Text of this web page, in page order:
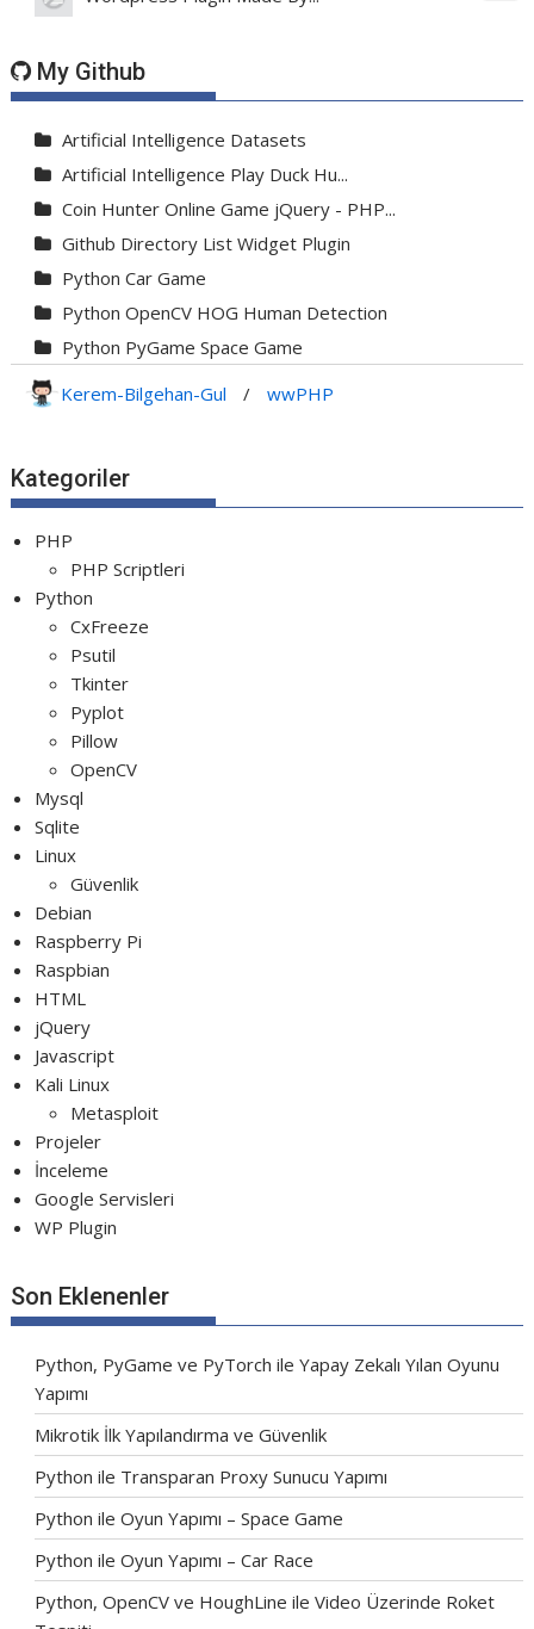
My Github
Artificial Intelligence Datasets
Artificial Intelligence Play Duck Hu...
Coin Hunter Online Game jQuery - PHP...
Github Directory List Widget Plugin
Python Car Game
Python OpenCV HOG Human Detection
Python PyGame Space Game
Python PyGame Yılan Oyunu - Snake G...
Python Transparent Proxy Server
Kerem-Bilgehan-Gul / wwPHP
Kategoriler
PHP
PHP Scriptleri
Python
CxFreeze
Psutil
Tkinter
Pyplot
Pillow
OpenCV
Mysql
Sqlite
Linux
Güvenlik
Debian
Raspberry Pi
Raspbian
HTML
jQuery
Javascript
Kali Linux
Metasploit
Projeler
İnceleme
Google Servisleri
WP Plugin
Son Eklenenler
Python, PyGame ve PyTorch ile Yapay Zekalı Yılan Oyunu
Yapımı
Mikrotik İlk Yapılandırma ve Güvenlik
Python ile Transparan Proxy Sunucu Yapımı
Python ile Oyun Yapımı – Space Game
Python ile Oyun Yapımı – Car Race
Python, OpenCV ve HoughLine ile Video Üzerinde Roket